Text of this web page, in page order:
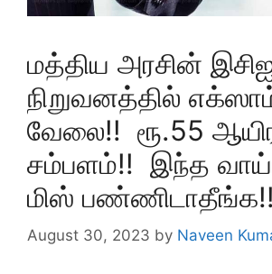
மத்திய அரசின்
நிறுவனத்தில்
வேலை!! ரூ.55
சம்பளம்!! இந்த
மிஸ் பண்ணிடாதீங்க!!
August 30, 2023 by Naveen